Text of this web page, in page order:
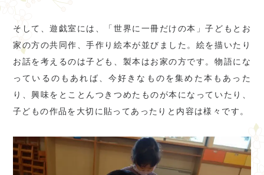
そして、遊戯室には、「世界に一冊だけの本」子どもとお
家の方の共同作、手作り絵本が並びました。絵を描いたり
お話を考えるのは子ども、製本はお家の方です。物語にな
っているのもあれば、今好きなものを集めた本もあった
り、興味をとことんつきつめたものが本になっていたり、
子どもの作品を大切に貼ってあったりと内容は様々です。